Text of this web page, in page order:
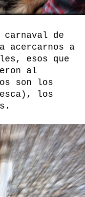
carnaval de
acercarnos a
esos que
al
son los
los